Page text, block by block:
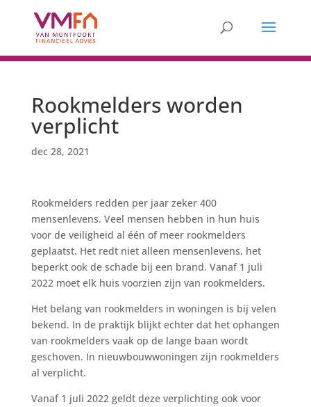
Rookmelders worden
verplicht
dec 28, 2021
Rookmelders redden per jaar zeker 400
mensenlevens. Veel mensen hebben in hun huis
voor de veiligheid al één of meer rookmelders
geplaatst. Het redt niet alleen mensenlevens, het
beperkt ook de schade bij een brand. Vanaf 1 juli
2022 moet elk huis voorzien zijn van rookmelders.
Het belang van rookmelders in woningen is bij velen
bekend. In de praktijk blijkt echter dat het ophangen
van rookmelders vaak op de lange baan wordt
geschoven. In nieuwbouwwoningen zijn rookmelders
al verplicht.
Vanaf 1 juli 2022 geldt deze verplichting ook voor